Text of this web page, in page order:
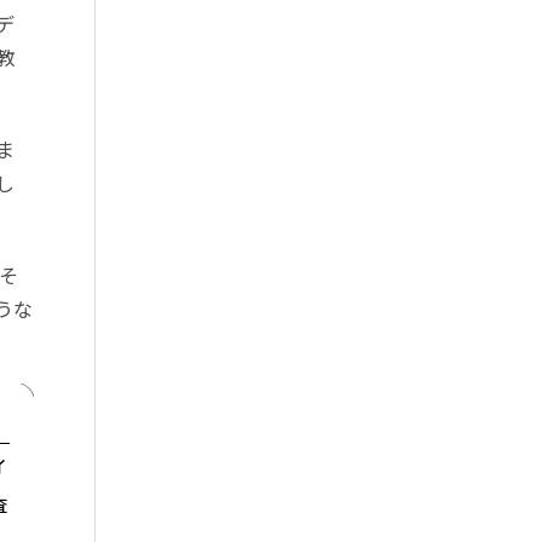
な